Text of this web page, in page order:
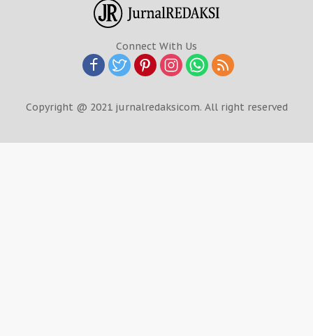
Connect With Us
Copyright @ 2021 jurnalredaksicom. All right reserved